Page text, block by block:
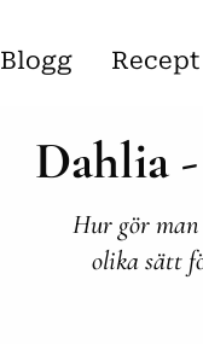
Blogg Recept
Dahlia
Hur gör man
olika sätt